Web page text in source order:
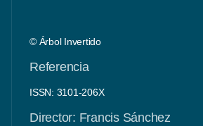
© Árbol Invertido
Referencia
ISSN: 3101-206X
Director: Francis Sánchez